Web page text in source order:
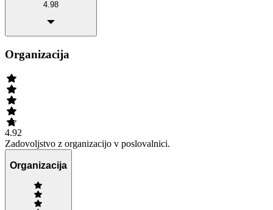
4.98
Organizacija
4.92
Zadovoljstvo z organizacijo v poslovalnici.
Organizacija